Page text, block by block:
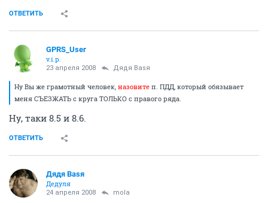
ОТВЕТИТЬ
GPRS_User
v.i.p.
23 апреля 2008 Дядя Ваsя
Ну Вы же грамотный человек, назовите п. ПДД, который обязывает
меня СЪЕЗЖАТЬ с круга ТОЛЬКО с правого ряда.
Ну, таки 8.5 и 8.6.
ОТВЕТИТЬ
Дядя Ваsя
Дедуля
24 апреля 2008 mola